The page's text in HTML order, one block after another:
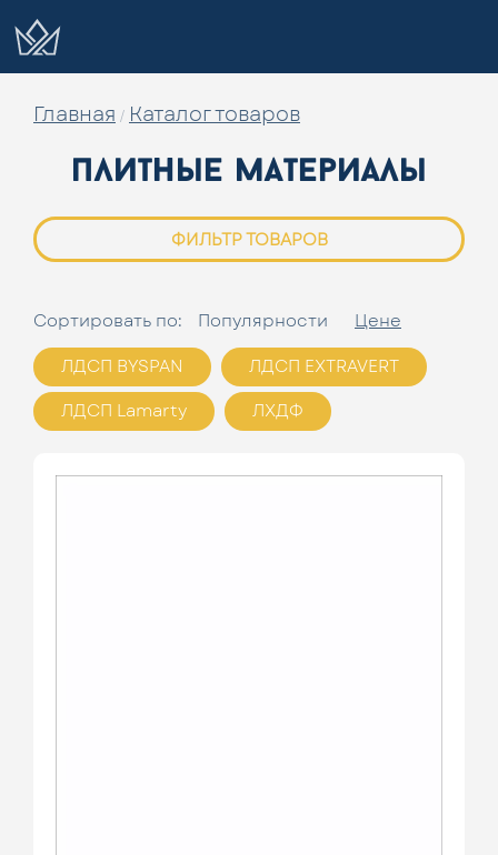
Главная / Каталог товаров
плитные материалы
ФИЛЬТР ТОВАРОВ
Сортировать по: Популярности Цене
ЛДСП BYSPAN ЛДСП EXTRAVERT
ЛДСП Lamarty ЛХДФ